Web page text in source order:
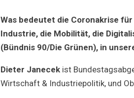
Was bedeutet die Coronakrise
Industrie, die Mobilität, die
(Bündnis 90/Die Grünen), in
Dieter Janecek ist
Wirtschaft & Industriepolitik, und